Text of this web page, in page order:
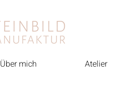
Über mich Atelier